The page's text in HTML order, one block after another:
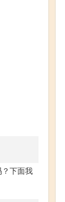
下面我